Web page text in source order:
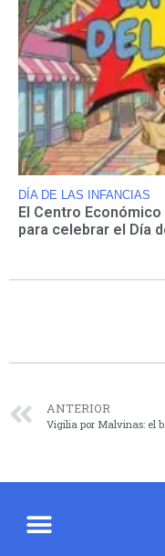
DÍA DE LAS INFANCIAS
El Centro
para celebrar el Día
ANTERIOR